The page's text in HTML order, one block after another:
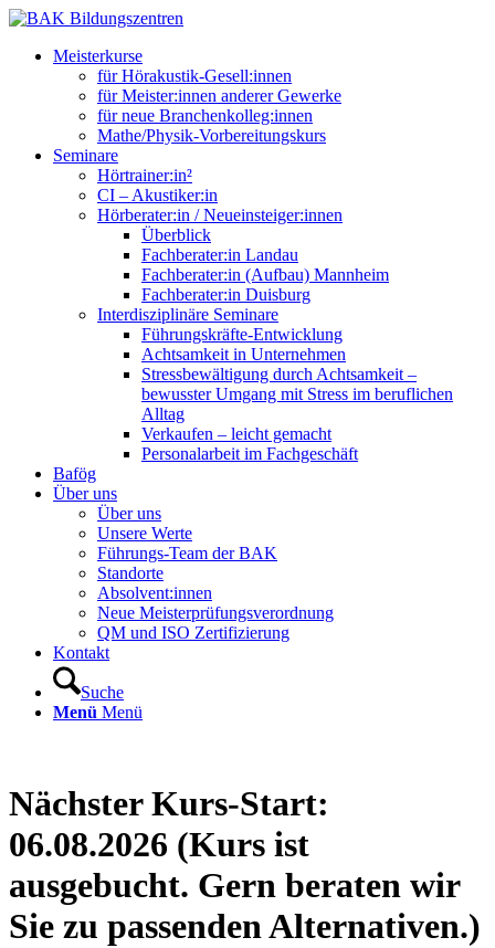
Meisterkurse
für Hörakustik-Gesell:innen
für Meister:innen anderer Gewerke
für neue Branchenkolleg:innen
Mathe/Physik-Vorbereitungskurs
Seminare
Hörtrainer:in²
CI – Akustiker:in
Hörberater:in / Neueinsteiger:innen
Überblick
Fachberater:in Landau
Fachberater:in (Aufbau) Mannheim
Fachberater:in Duisburg
Interdisziplinäre Seminare
Führungskräfte-Entwicklung
Achtsamkeit in Unternehmen
Stressbewältigung durch Achtsamkeit –
bewusster Umgang mit Stress im beruflichen
Alltag
Verkaufen – leicht gemacht
Personalarbeit im Fachgeschäft
Bafög
Über uns
Über uns
Unsere Werte
Führungs-Team der BAK
Standorte
Absolvent:innen
Neue Meisterprüfungsverordnung
QM und ISO Zertifizierung
Kontakt
Suche
Menü Menü
Nächster Kurs-Start:
06.08.2026 (Kurs ist
ausgebucht. Gern beraten wir
Sie zu passenden Alternativen.)